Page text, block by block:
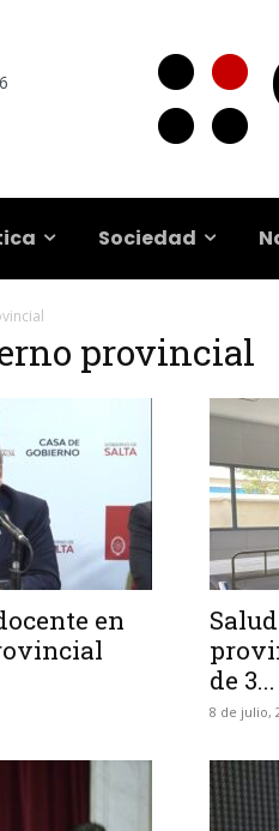
Sociedad
provincial
en
de 3...
8 de julio,